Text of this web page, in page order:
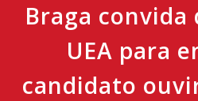
Braga convida
UEA para
candidato